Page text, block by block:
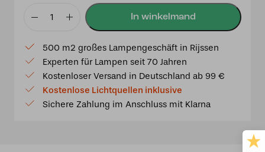
Tiffany
Arata
Green
Menge
500 m2 großes Lampengeschäft in Rijssen
Experten für Lampen seit 70 Jahren
Kostenloser Versand in Deutschland ab 99 €
Kostenlose Lichtquellen inklusive
Sichere Zahlung im Anschluss mit Klarna